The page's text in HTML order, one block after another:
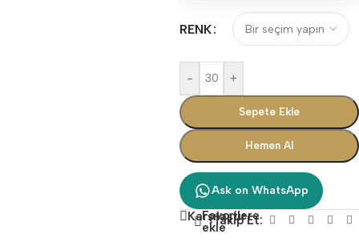
RENK
- +
Sepete Ekle
Hemen Al
Ask on WhatsApp
Karşılaştır
Favorilere
ekleTakip Et: